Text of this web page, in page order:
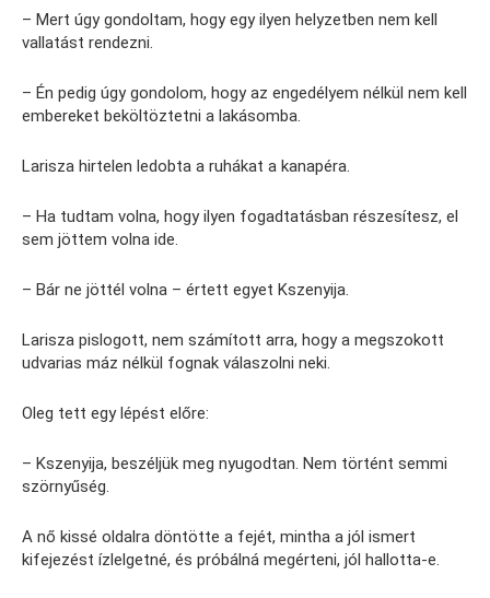
– Mert úgy gondoltam, hogy egy ilyen helyzetben nem kell
vallatást rendezni.
– Én pedig úgy gondolom, hogy az engedélyem nélkül nem kell
embereket beköltöztetni a lakásomba.
Larisza hirtelen ledobta a ruhákat a kanapéra.
– Ha tudtam volna, hogy ilyen fogadtatásban részesítesz, el
sem jöttem volna ide.
– Bár ne jöttél volna – értett egyet Kszenyija.
Larisza pislogott, nem számított arra, hogy a megszokott
udvarias máz nélkül fognak válaszolni neki.
Oleg tett egy lépést előre:
– Kszenyija, beszéljük meg nyugodtan. Nem történt semmi
szörnyűség.
A nő kissé oldalra döntötte a fejét, mintha a jól ismert
kifejezést ízlelgetné, és próbálná megérteni, jól hallotta-e.